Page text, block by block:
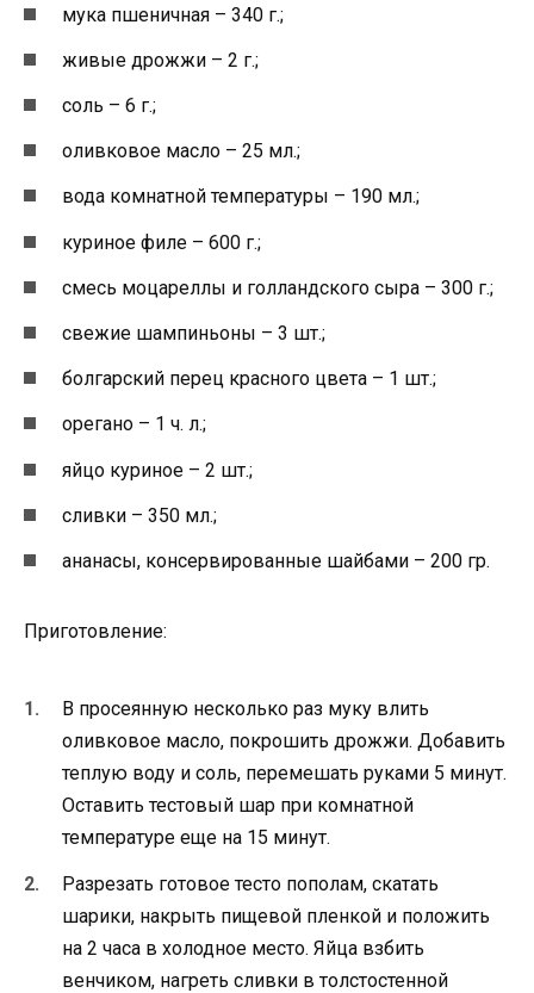
мука пшеничная – 340 г.;
живые дрожжи – 2 г.;
соль – 6 г.;
оливковое масло – 25 мл.;
вода комнатной температуры – 190 мл.;
куриное филе – 600 г.;
смесь моцареллы и голландского сыра – 300 г.;
свежие шампиньоны – 3 шт.;
болгарский перец красного цвета – 1 шт.;
орегано – 1 ч. л.;
яйцо куриное – 2 шт.;
сливки – 350 мл.;
ананасы, консервированные шайбами – 200 гр.
Приготовление:
В просеянную несколько раз муку влить
оливковое масло, покрошить дрожжи. Добавить
теплую воду и соль, перемешать руками 5 минут.
Оставить тестовый шар при комнатной
температуре еще на 15 минут.
Разрезать готовое тесто пополам, скатать
шарики, накрыть пищевой пленкой и положить
на 2 часа в холодное место. Яйца взбить
венчиком, нагреть сливки в толстостенной